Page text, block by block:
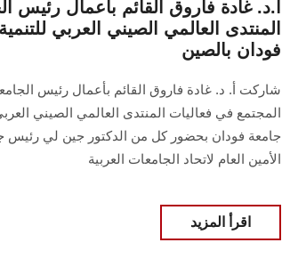
أ.د. غادة فاروق القائم بأعمال رئيس
المنتدى العالمي الصيني العربي
فودان بالصين
شاركت أ. د. غادة فاروق القائم بأعمال رئيس
المجتمع في فعاليات المنتدى العالمي الصيني
جامعة فودان بحضور كل من الدكتور جين لي رئيس
الأمين العام لاتحاد الجامعات العربية
اقرأ المزيد